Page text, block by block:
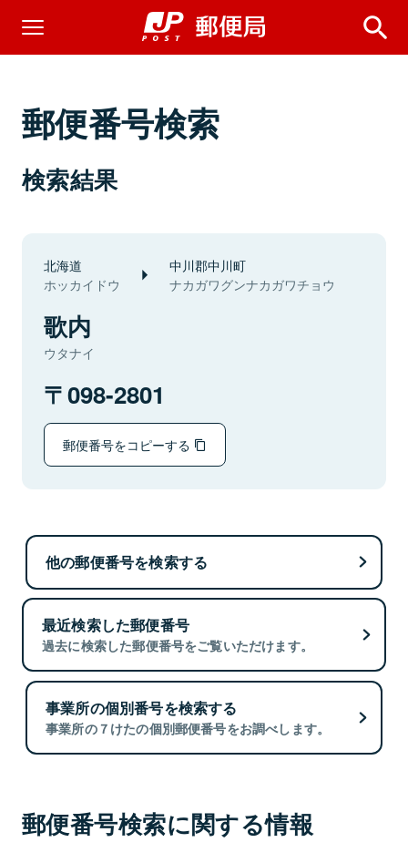
郵便番号検索
検索結果
北海道
ホッカイドウ
中川郡中川町
ナカガワグンナカガワチョウ
歌内
ウタナイ
098-2801
郵便番号をコピーする
他の郵便番号を検索する
最近検索した郵便番号
過去に検索した郵便番号をご覧いただけます。
事業所の個別番号を検索する
事業所の７けたの個別郵便番号をお調べします。
郵便番号検索に関する情報